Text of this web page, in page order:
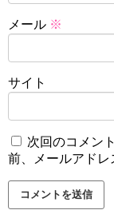
メール ※
サイト
次回のコメン
前、メールアドレ